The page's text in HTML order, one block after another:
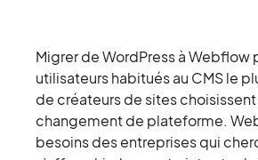
Migrer de WordPress à
utilisateurs habitués au CMS le
de créateurs de sites
changement de plateforme.
besoins des entreprises qui